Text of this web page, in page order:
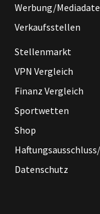
Werbung/
Verkaufsstellen
Stellenmarkt
VPN Vergleich
Finanz Vergleich
Sportwetten
Shop
Datenschutz